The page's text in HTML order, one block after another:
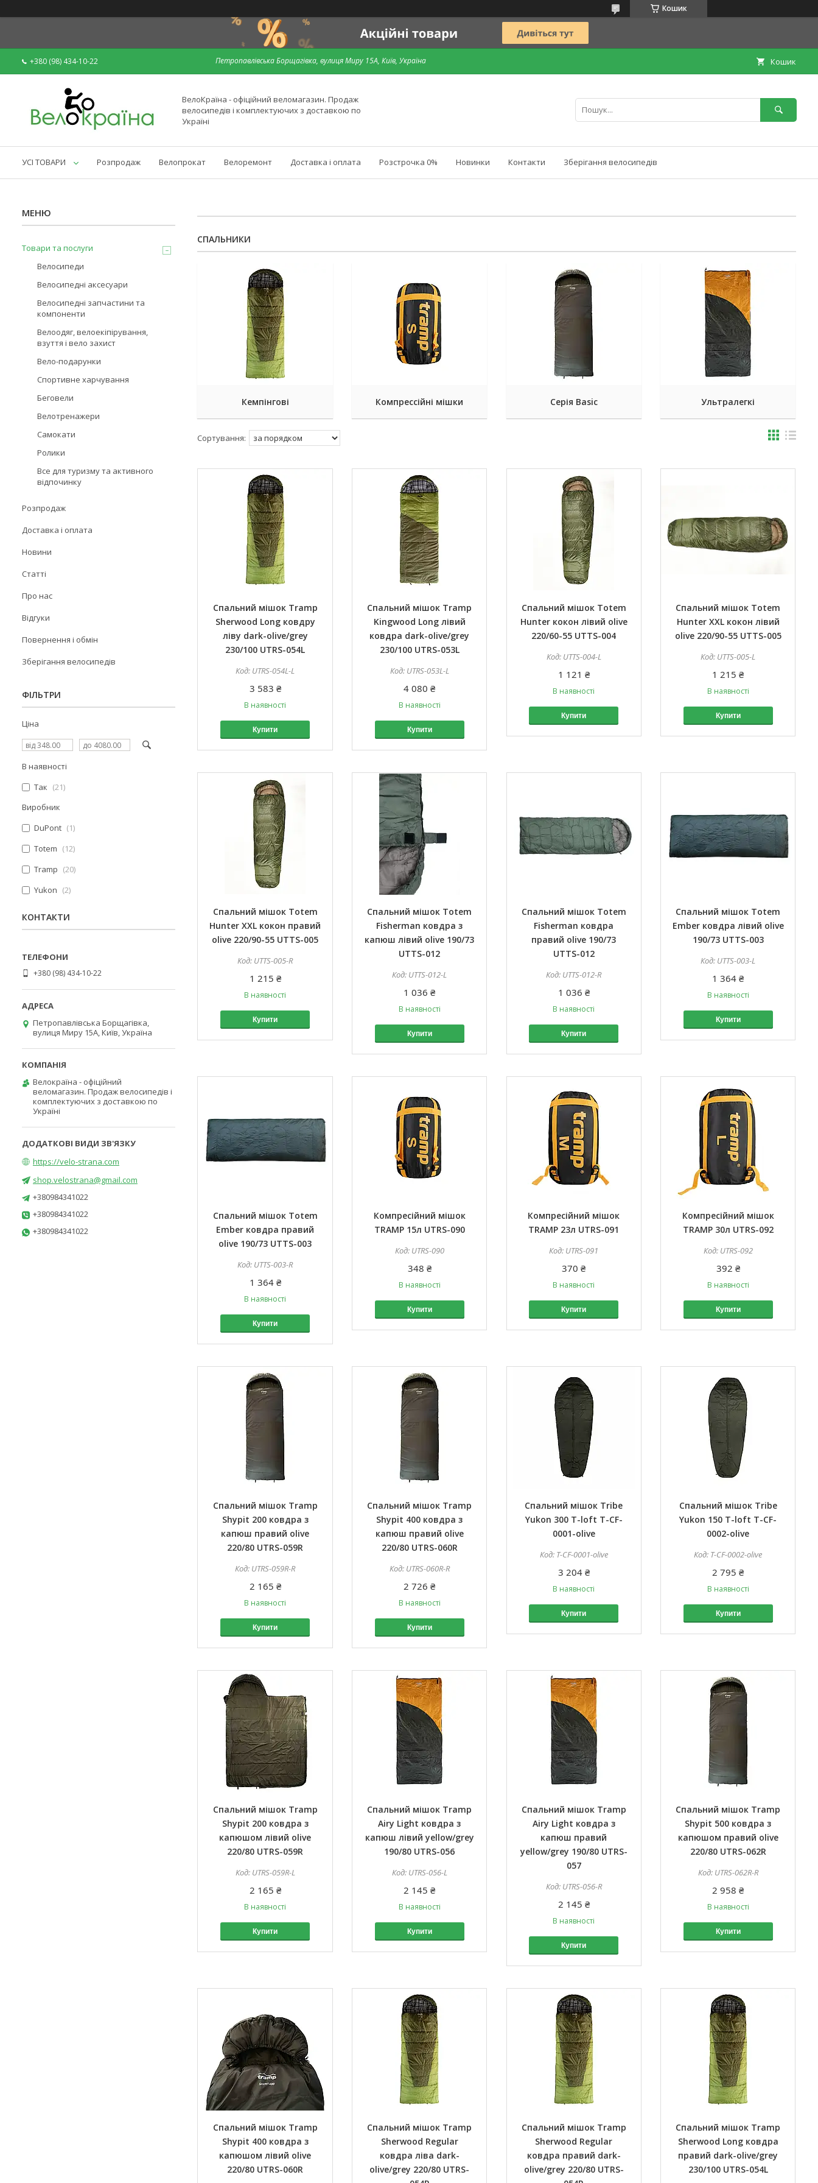
Кошик
+380 (98) 434-10-22 Петропавлівська Борщагівка, вулиця Миру 15А, Київ, Україна Кошик
ВелоКраїна - офіційний веломагазин. Продаж
велосипедів і комплектуючих з доставкою по
Україні
УСІ ТОВАРИ Розпродаж Велопрокат Велоремонт Доставка і оплата Розстрочка 0% Новинки Контакти Зберігання велосипедів
СПАЛЬНИКИ
Кемпінгові Компрессійні мішки Серія Basic Ультралегкі
Спальний мішок Tramp
Sherwood Long ковдру
ліву dark-olive/grey
230/100 UTRS-054L
UTRS-054L-L
3 583 ₴
В наявності
Купити
Спальний мішок Tramp
Kingwood Long лівий
ковдра dark-olive/grey
230/100 UTRS-053L
UTRS-053L-L
4 080 ₴
В наявності
Купити
Спальний мішок Totem
Hunter кокон лівий olive
220/60-55 UTTS-004
UTTS-004-L
1 121 ₴
В наявності
Купити
Спальний мішок Totem
Hunter XXL кокон лівий
olive 220/90-55 UTTS-005
UTTS-005-L
1 215 ₴
В наявності
Купити
Спальний мішок Totem
Hunter XXL кокон правий
olive 220/90-55 UTTS-005
UTTS-005-R
1 215 ₴
В наявності
Купити
Спальний мішок Totem
Fisherman ковдра з
капюш лівий olive 190/73
UTTS-012
UTTS-012-L
1 036 ₴
В наявності
Купити
Спальний мішок Totem
Fisherman ковдра
правий olive 190/73
UTTS-012
UTTS-012-R
1 036 ₴
В наявності
Купити
Спальний мішок Totem
Ember ковдра лівий olive
190/73 UTTS-003
UTTS-003-L
1 364 ₴
В наявності
Купити
Спальний мішок Totem
Ember ковдра правий
olive 190/73 UTTS-003
UTTS-003-R
1 364 ₴
В наявності
Купити
Компресійний мішок
TRAMP 15л UTRS-090
UTRS-090
348 ₴
В наявності
Купити
Компресійний мішок
TRAMP 23л UTRS-091
UTRS-091
370 ₴
В наявності
Купити
Компресійний мішок
TRAMP 30л UTRS-092
UTRS-092
392 ₴
В наявності
Купити
Спальний мішок Tramp
Shypit 200 ковдра з
капюш правий olive
220/80 UTRS-059R
UTRS-059R-R
2 165 ₴
В наявності
Купити
Спальний мішок Tramp
Shypit 400 ковдра з
капюш правий olive
220/80 UTRS-060R
UTRS-060R-R
2 726 ₴
В наявності
Купити
Спальний мішок Tribe
Yukon 300 T-loft T-CF-
0001-olive
T-CF-0001-olive
3 204 ₴
В наявності
Купити
Спальний мішок Tribe
Yukon 150 T-loft T-CF-
0002-olive
T-CF-0002-olive
2 795 ₴
В наявності
Купити
Спальний мішок Tramp
Shypit 200 ковдра з
капюшом лівий olive
220/80 UTRS-059R
UTRS-059R-L
2 165 ₴
В наявності
Купити
Спальний мішок Tramp
Airy Light ковдра з
капюш лівий yellow/grey
190/80 UTRS-056
UTRS-056-L
2 145 ₴
В наявності
Купити
Спальний мішок Tramp
Airy Light ковдра з
капюш правий
yellow/grey 190/80 UTRS-
057
UTRS-056-R
2 145 ₴
В наявності
Купити
Спальний мішок Tramp
Shypit 500 ковдра з
капюшом правий olive
220/80 UTRS-062R
UTRS-062R-R
2 958 ₴
В наявності
Купити
Спальний мішок Tramp
Shypit 400 ковдра з
капюшом лівий olive
220/80 UTRS-060R
Спальний мішок Tramp
Sherwood Regular
ковдра ліва dark-
olive/grey 220/80 UTRS-
Спальний мішок Tramp
Sherwood Regular
ковдра правий dark-
olive/grey 220/80 UTRS-
Спальний мішок Tramp
Sherwood Long ковдра
правий dark-olive/grey
230/100 UTRS-054L
Товари та послуги
Велосипеди
Велосипедні аксесуари
Велосипедні запчастини та
компоненти
Велоодяг, велоекіпірування,
взуття і вело захист
Вело-подарунки
Спортивне харчування
Беговели
Велотренажери
Самокати
Ролики
Все для туризму та активного
відпочинку
Розпродаж
Доставка і оплата
Новини
Статті
Про нас
Відгуки
Повернення і обмін
Зберігання велосипедів
ФІЛЬТРИ
Ціна
В наявності
Так
21
Виробник
DuPont
1
Totem
12
Tramp
20
Yukon
2
КОНТАКТИ
+380 (98) 434-10-22
Петропавлівська Борщагівка,
вулиця Миру 15А, Київ, Україна
Велокраїна - офіційний
веломагазин. Продаж велосипедів і
комплектуючих з доставкою по
Україні
https://velo-strana.com
shop.velostrana@gmail.com
+380984341022
+380984341022
+380984341022